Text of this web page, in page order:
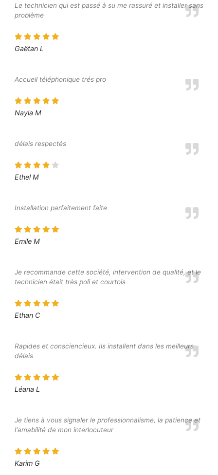
Le technicien qui est passé à su me rassuré et installer sans
problème
Gaëtan L
Accueil téléphonique trés pro
Nayla M
délais respectés
Ethel M
Installation parfaitement faite
Emile M
Je recommande cette société, intervention de qualité, et le
technicien était très poli et courtois
Ethan C
Rapides et consciencieux. Ils installent dans les meilleurs
délais
Léana L
Je tiens à vous signaler le professionnalisme, la patience et
l'amabilité de mon interlocuteur
Karim G